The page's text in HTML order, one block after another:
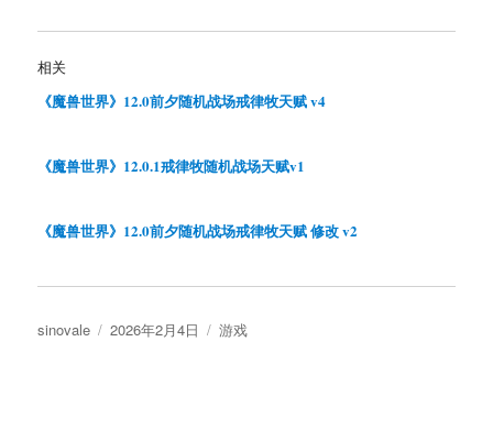
相关
《魔兽世界》12.0前夕随机战场戒律牧天赋 v4
《魔兽世界》12.0.1戒律牧随机战场天赋v1
《魔兽世界》12.0前夕随机战场戒律牧天赋 修改 v2
作
sinovale
发
2026年2月4日
分
游戏